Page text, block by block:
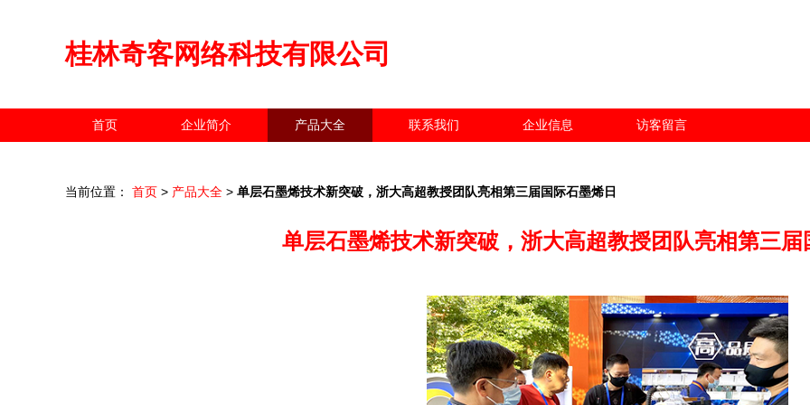
桂林奇客网络科技有限公司
首页 企业简介 产品大全 联系我们 企业信息 访客留言
当前位置： 首页 > 产品大全 > 单层石墨烯技术新突破，浙大高超教授团队亮相第三届国际石墨烯日
单层石墨烯技术新突破，浙大高超教授团队亮相第三届